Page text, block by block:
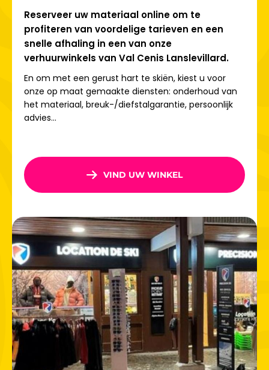
Solière. Dankzij de zonnige ligging en uitstekende
faciliteiten
is er altijd voldoende sneeuw
gezinnen vooral de veilige beginnersgebieden en
funzones.
Wat te doen in Lanslevillard, in
de zomer en de winter?
kunt u genieten van derodelbanen,
sneeuwschoenwandelen
ontspannende pauze in het zwembadLes Glières
Kinderen zijn dol op de activiteiten van het resort, terwijl
In de zomer staan ​​wandelen, mountainbiken,
hooggelegen meren en andere natuuractiviteiten
centraal in het hart van Nationaal Park Vanoise.
MetSki Republicis elke dag in Lanslevillard een nieuwe
kans om prachtige momenten met het gezin te delen.
Reserveer uw materiaal online om te
profiteren van voordelige tarieven en een
snelle afhaling in een van onze
verhuurwinkels van Val Cenis Lanslevillard.
En om met een gerust hart te skiën, kiest u voor
onze op maat gemaakte diensten: onderhoud van
het materiaal, breuk-/diefstalgarantie, persoonlijk
advies...
VIND UW WINKEL